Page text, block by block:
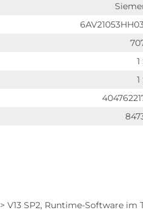
> V13 SP2, Runtime-Software